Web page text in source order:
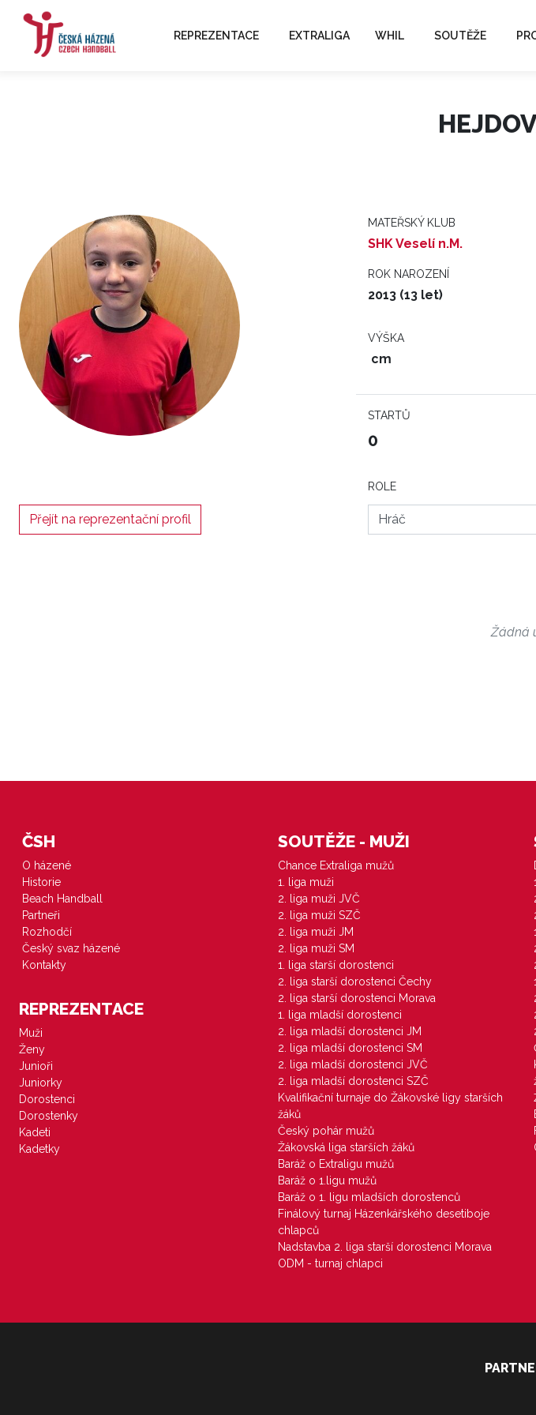
REPREZENTACE EXTRALIGA WHIL SOUTĚŽE
MATEŘSKÝ KLUB
SHK Veselí n.M.
ROK NAROZENÍ
2013 (13 let)
VÝŠKA
cm
STARTŮ
0
Přejít na reprezentační profil
ROLE
Žádná
ČSH
O házené
Historie
Beach Handball
Partneři
Rozhodčí
Český svaz házené
Kontakty
REPREZENTACE
Muži
Ženy
Junioři
Juniorky
Dorostenci
Dorostenky
Kadeti
Kadetky
SOUTĚŽE - MUŽI
Chance Extraliga mužů
1. liga muži
2. liga muži JVČ
2. liga muži SZČ
2. liga muži JM
2. liga muži SM
1. liga starší dorostenci
2. liga starší dorostenci Čechy
2. liga starší dorostenci Morava
1. liga mladší dorostenci
2. liga mladší dorostenci JM
2. liga mladší dorostenci SM
2. liga mladší dorostenci JVČ
2. liga mladší dorostenci SZČ
Kvalifikační turnaje do Žákovské ligy starších
žáků
Český pohár mužů
Žákovská liga starších žáků
Baráž o Extraligu mužů
Baráž o 1.ligu mužů
Baráž o 1. ligu mladších dorostenců
Finálový turnaj Házenkářského desetiboje
chlapců
Nadstavba 2. liga starší dorostenci Morava
ODM - turnaj chlapci